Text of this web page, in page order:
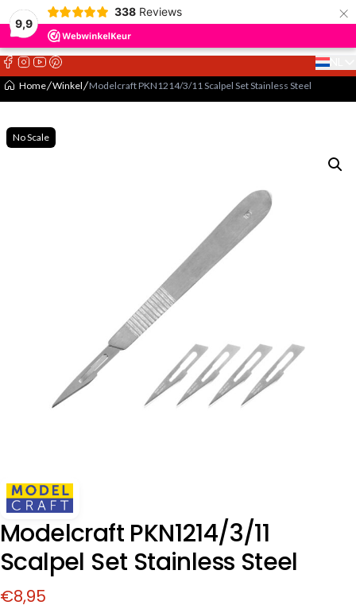
9,9
338 Reviews ×
Select
Home Winkel Modelcraft PKN1214/3/11 Scalpel Set Stainless Steel
No Scale
Modelcraft PKN1214/3/11
Scalpel Set Stainless Steel
€8,95